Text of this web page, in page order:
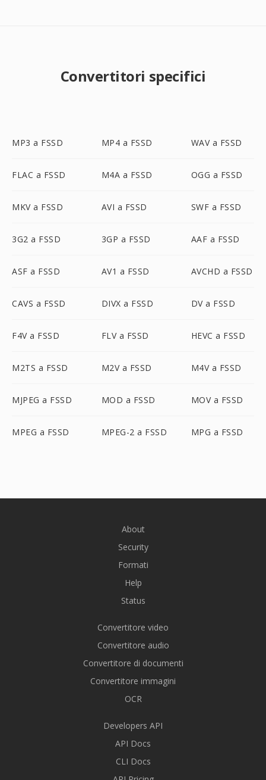
Convertitori specifici
MP3 a FSSD MP4 a FSSD WAV a FSSD
FLAC a FSSD M4A a FSSD OGG a FSSD
MKV a FSSD AVI a FSSD SWF a FSSD
3G2 a FSSD 3GP a FSSD AAF a FSSD
ASF a FSSD AV1 a FSSD AVCHD a FSSD
CAVS a FSSD DIVX a FSSD DV a FSSD
F4V a FSSD FLV a FSSD HEVC a FSSD
M2TS a FSSD M2V a FSSD M4V a FSSD
MJPEG a FSSD MOD a FSSD MOV a FSSD
MPEG a FSSD MPEG-2 a FSSD MPG a FSSD
About
Security
Formati
Help
Status
Convertitore video
Convertitore audio
Convertitore di documenti
Convertitore immagini
OCR
Developers API
API Docs
CLI Docs